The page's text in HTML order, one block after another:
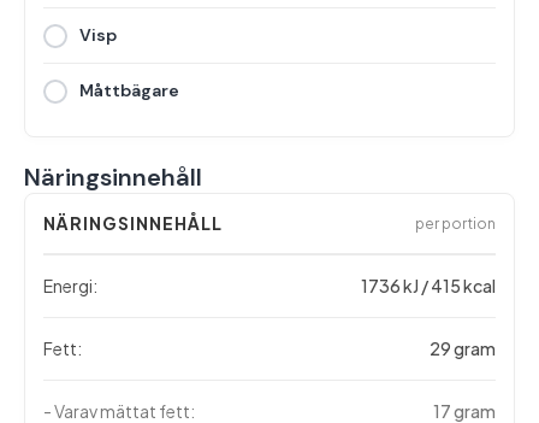
Visp
Måttbägare
Näringsinnehåll
NÄRINGSINNEHÅLL per portion
Energi: 1736 kJ / 415 kcal
Fett: 29 gram
- Varav mättat fett: 17 gram